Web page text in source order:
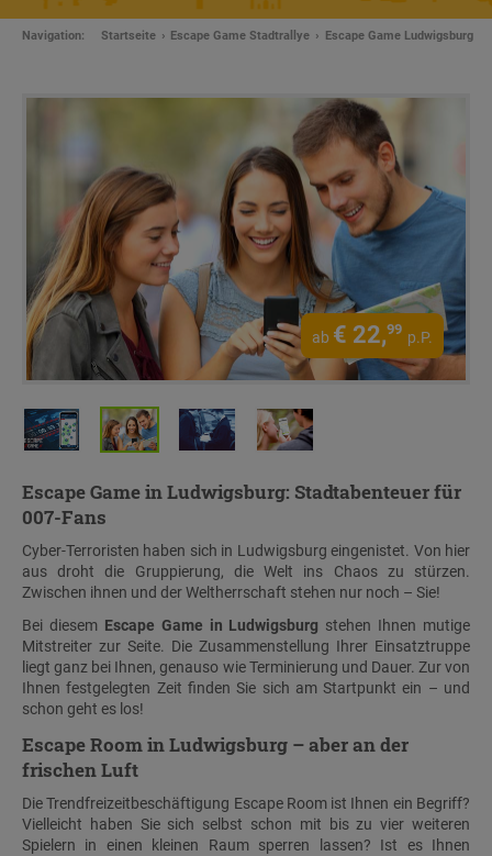
Navigation: Startseite Escape Game Stadtrallye Escape Game Ludwigsburg
ab € 22,99 p.P.
Escape Game in Ludwigsburg: Stadtabenteuer für
007-Fans
Cyber-Terroristen haben sich in Ludwigsburg eingenistet. Von hier
aus droht die Gruppierung, die Welt ins Chaos zu stürzen.
Zwischen ihnen und der Weltherrschaft stehen nur noch – Sie!
Bei diesem Escape Game in Ludwigsburg stehen Ihnen mutige
Mitstreiter zur Seite. Die Zusammenstellung Ihrer Einsatztruppe
liegt ganz bei Ihnen, genauso wie Terminierung und Dauer. Zur von
Ihnen festgelegten Zeit finden Sie sich am Startpunkt ein – und
schon geht es los!
Escape Room in Ludwigsburg – aber an der
frischen Luft
Die Trendfreizeitbeschäftigung Escape Room ist Ihnen ein Begriff?
Vielleicht haben Sie sich selbst schon mit bis zu vier weiteren
Spielern in einen kleinen Raum sperren lassen? Ist es Ihnen